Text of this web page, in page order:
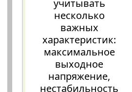
учитывать
несколько
важных
характеристик:
максимальное
выходное
напряжение,
нестабильность